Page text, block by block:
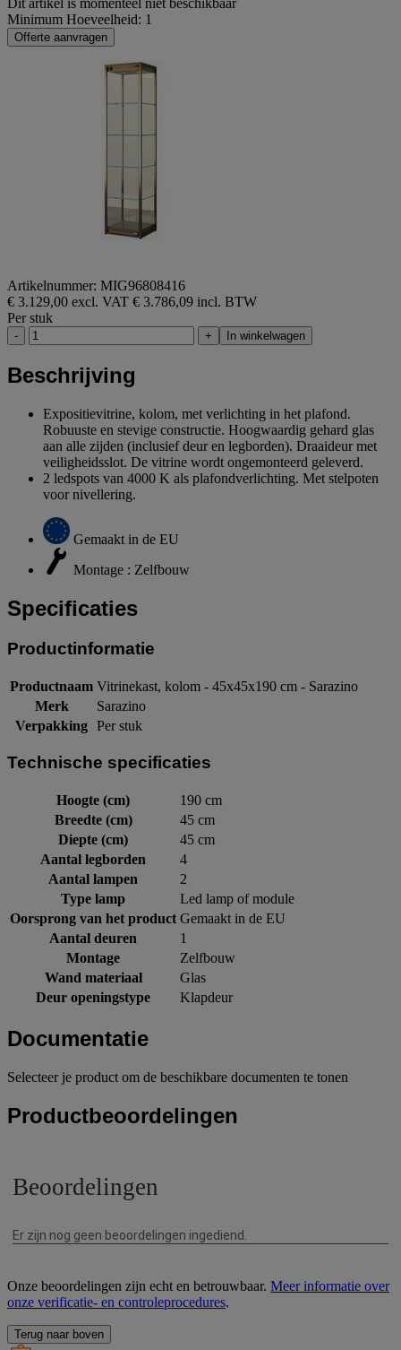
Dit artikel is momenteel niet beschikbaar
Minimum Hoeveelheid: 1
Offerte aanvragen
Artikelnummer: MIG96808416
€ 3.129,00 excl. VAT € 3.786,09 incl. BTW
Per stuk
- + In winkelwagen
Beschrijving
Expositievitrine, kolom, met verlichting in het plafond.
Robuuste en stevige constructie. Hoogwaardig gehard glas
aan alle zijden (inclusief deur en legborden). Draaideur met
veiligheidsslot. De vitrine wordt ongemonteerd geleverd.
2 ledspots van 4000 K als plafondverlichting. Met stelpoten
voor nivellering.
Gemaakt in de EU
Montage : Zelfbouw
Specificaties
Productinformatie
Productnaam Vitrinekast, kolom - 45x45x190 cm - Sarazino
Merk
Sarazino
Verpakking Per stuk
Technische specificaties
Hoogte (cm)
190 cm
Breedte (cm)
45 cm
Diepte (cm)
45 cm
Aantal legborden
4
Aantal lampen
2
Type lamp
Led lamp of module
Oorsprong van het product Gemaakt in de EU
Aantal deuren
1
Montage
Zelfbouw
Wand materiaal
Glas
Deur openingstype
Klapdeur
Documentatie
Selecteer je product om de beschikbare documenten te tonen
Productbeoordelingen
Onze beoordelingen zijn echt en betrouwbaar. Meer informatie over
onze verificatie- en controleprocedures.
Terug naar boven